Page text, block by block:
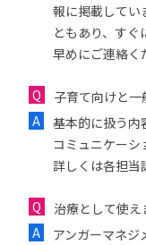
報に掲載してい
ともあり、す
早めにご連絡く
子育て向けと一
基本的に扱う内
コミュニケーシ
詳しくは各担当
治療として使え
アンガーマネジ